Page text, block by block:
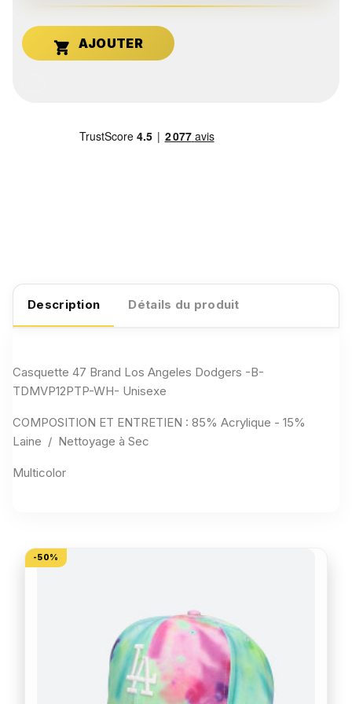

Description Détails du produit
Casquette 47 Brand Los Angeles Dodgers -B-
TDMVP12PTP-WH- Unisexe
COMPOSITION ET ENTRETIEN : 85% Acrylique - 15%
Laine / Nettoyage à Sec
Multicolor
-50%